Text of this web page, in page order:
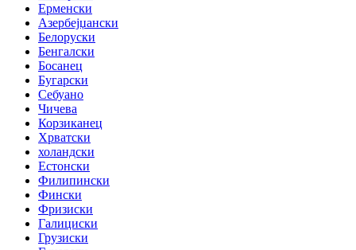
Ерменски
Азербејџански
Белоруски
Бенгалски
Босанец
Бугарски
Себуано
Чичева
Корзиканец
Хрватски
холандски
Естонски
Филипински
Фински
Фризиски
Галициски
Грузиски